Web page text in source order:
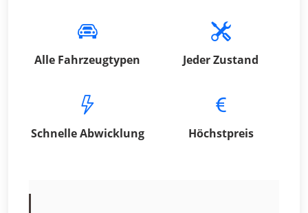
Alle Fahrzeugtypen Jeder Zustand
Schnelle Abwicklung Höchstpreis